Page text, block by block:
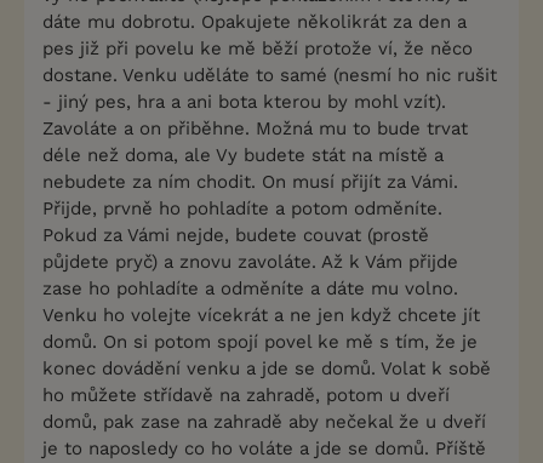
dáte mu dobrotu. Opakujete několikrát za den a
pes již při povelu ke mě běží protože ví, že něco
dostane. Venku uděláte to samé (nesmí ho nic rušit
- jiný pes, hra a ani bota kterou by mohl vzít).
Zavoláte a on přiběhne. Možná mu to bude trvat
déle než doma, ale Vy budete stát na místě a
nebudete za ním chodit. On musí přijít za Vámi.
Přijde, prvně ho pohladíte a potom odměníte.
Pokud za Vámi nejde, budete couvat (prostě
půjdete pryč) a znovu zavoláte. Až k Vám přijde
zase ho pohladíte a odměníte a dáte mu volno.
Venku ho volejte vícekrát a ne jen když chcete jít
domů. On si potom spojí povel ke mě s tím, že je
konec dovádění venku a jde se domů. Volat k sobě
ho můžete střídavě na zahradě, potom u dveří
domů, pak zase na zahradě aby nečekal že u dveří
je to naposledy co ho voláte a jde se domů. Příště